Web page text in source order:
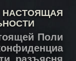
Поли